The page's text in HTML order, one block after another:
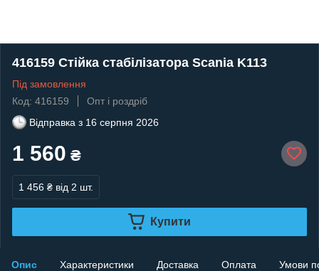
416159 Стійка стабілізатора Scania K113
Під замовлення
Код: 416159
Опт і роздріб
Відправка з 16 серпня 2026
1 560 ₴
1 456 ₴ від 2 шт.
Купити
Опис Характеристики Доставка Оплата Умови